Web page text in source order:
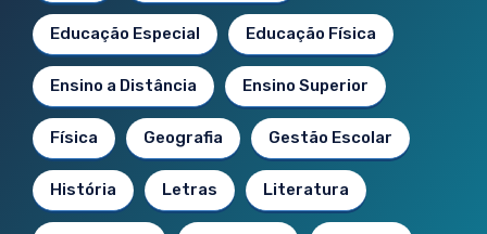
Educação Especial Educação Física
Ensino a Distância Ensino Superior
Física Geografia Gestão Escolar
História Letras Literatura